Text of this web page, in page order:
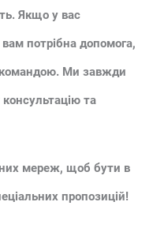
Якщо у вас
потрібна допомога,
командою. Ми завжди
консультацію та
мереж, щоб бути в
пропозицій!